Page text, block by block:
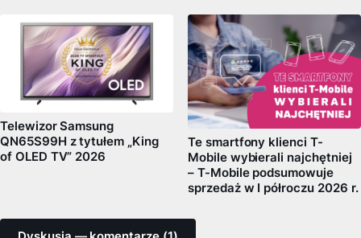
Telewizor Samsung
QN65S99H z tytułem „King
of OLED TV” 2026
Te smartfony klienci T-
Mobile wybierali najchętniej
– T-Mobile podsumowuje
sprzedaż w I półroczu 2026 r.